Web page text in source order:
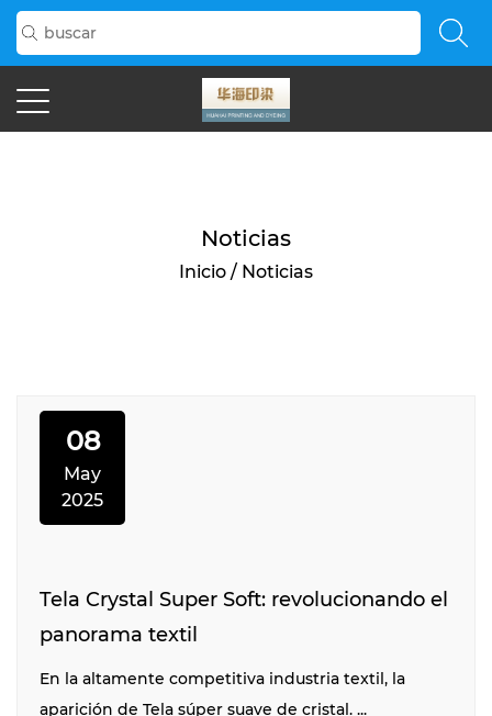
Noticias
Inicio / Noticias
08
May
2025
Tela Crystal Super Soft: revolucionando el
panorama textil
En la altamente competitiva industria textil, la
aparición de Tela súper suave de cristal. ...